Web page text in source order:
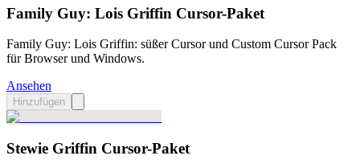
Family Guy: Lois Griffin Cursor-Paket
Family Guy: Lois Griffin: süßer Cursor und Custom Cursor Pack
für Browser und Windows.
Ansehen
Hinzufügen
Stewie Griffin Cursor-Paket